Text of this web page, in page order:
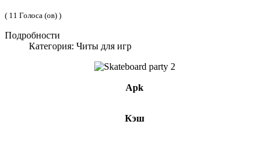
( 11 Голоса (ов) )
Подробности
Категория: Читы для игр
Apk
Кэш